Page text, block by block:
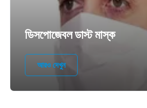
ডিসপোজেবল ডাস্ট মাস্ক
আরও দেখুন